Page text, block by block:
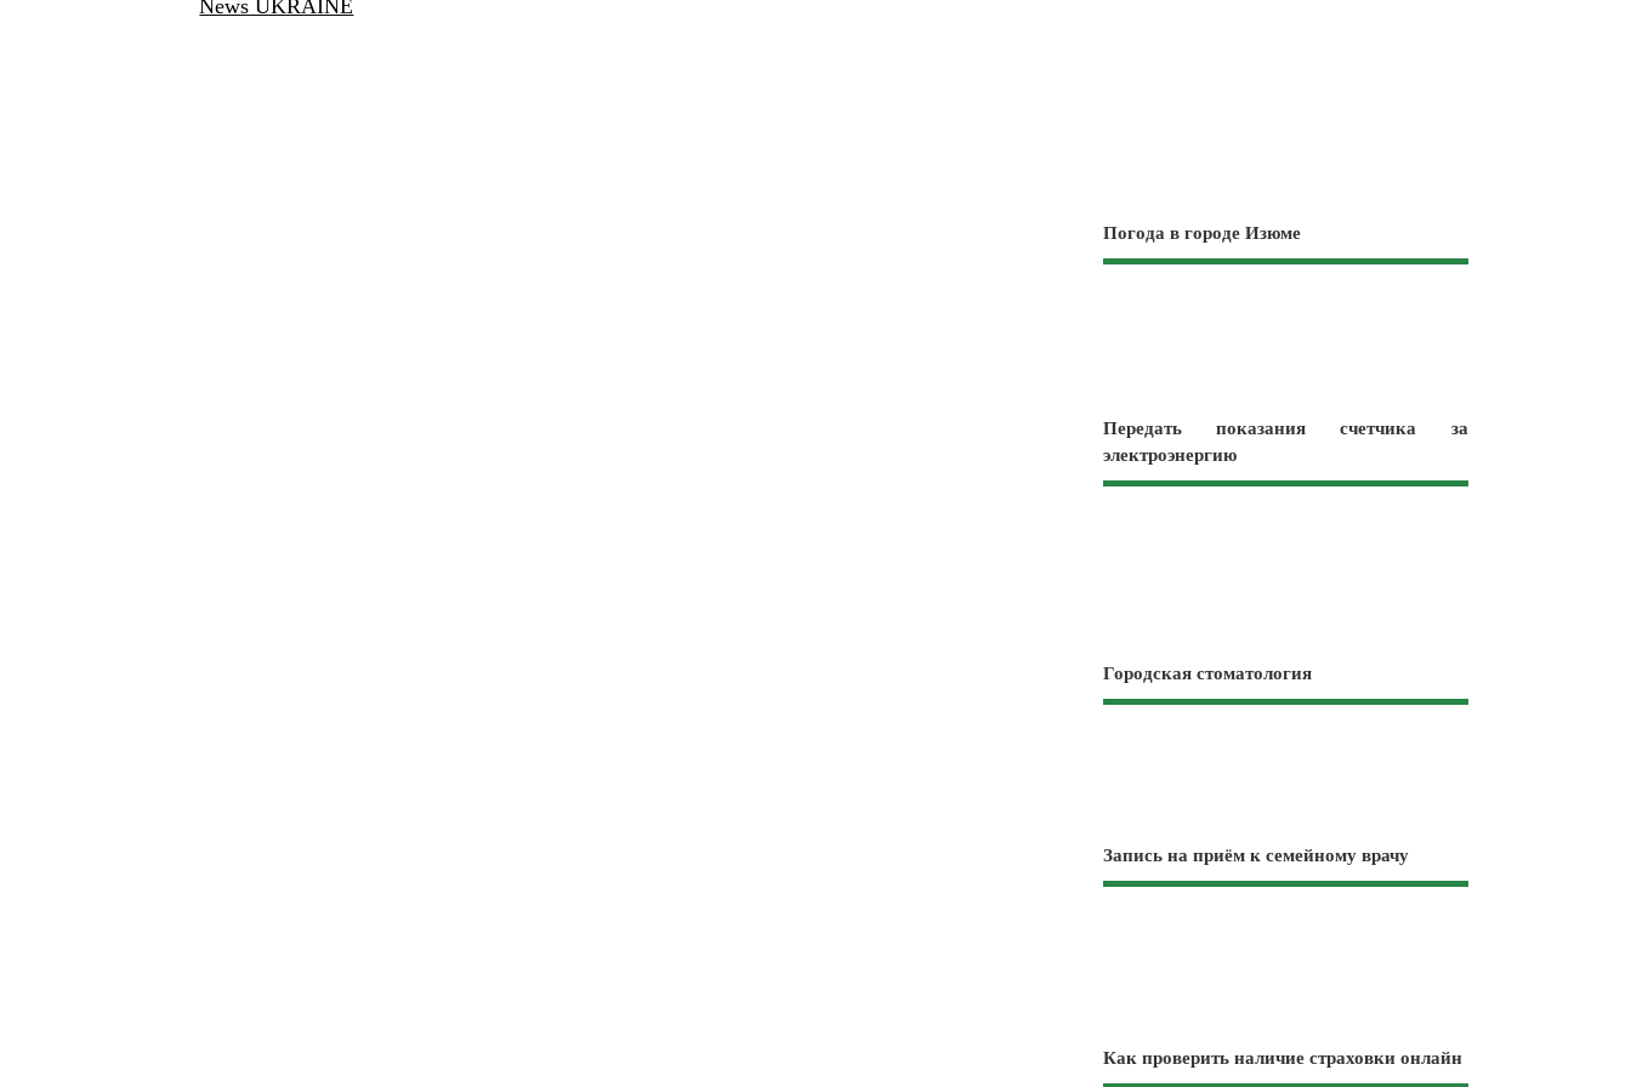
News UKRAINE
Погода в городе Изюме
Передать показания счетчика за
электроэнергию
Городская стоматология
Запись на приём к семейному врачу
Как проверить наличие страховки онлайн